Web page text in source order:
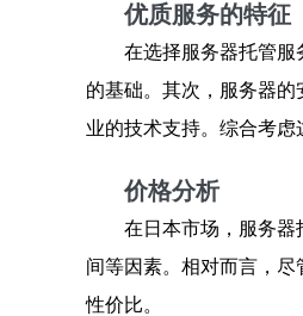
优质服务的特征
在选择服务器托管服
的基础。其次，服务器
业的技术支持。综合考
价格分析
在日本市场，服务
间等因素。相对而言，
性价比。